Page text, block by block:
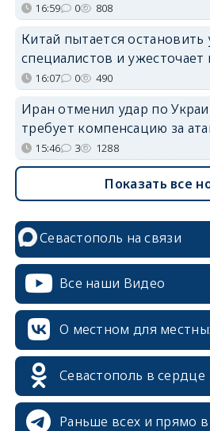
16:59 0 808
Китай пытается остановить
специалистов и ужесточает
16:07 0 490
Иран отменил удар по
требует компенсацию за
15:46 3 1288
Показать все
Севастополь на связи
Все наши Видео
О местном для
Севастополь в сердце
Раньше всех и прямо